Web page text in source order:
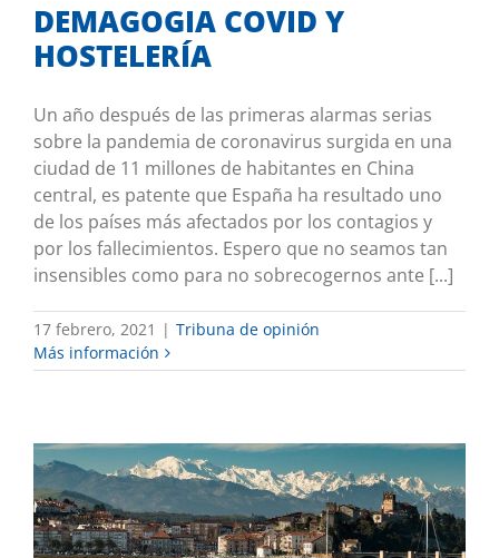
DEMAGOGIA COVID Y
HOSTELERÍA
Un año después de las primeras alarmas serias
sobre la pandemia de coronavirus surgida en una
ciudad de 11 millones de habitantes en China
central, es patente que España ha resultado uno
de los países más afectados por los contagios y
por los fallecimientos. Espero que no seamos tan
insensibles como para no sobrecogernos ante [...]
17 febrero, 2021 | Tribuna de opinión
Más información
CANTABRIA PIERDE EN EL REPARTO